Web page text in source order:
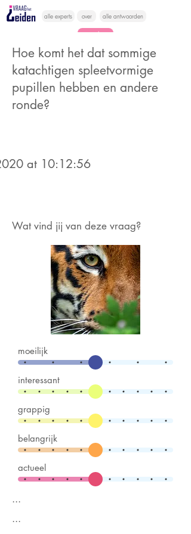
alle experts over alle antwoorden
vragen lessen
Vraag het
Hoe komt het dat sommige
katachtigen spleetvormige
pupillen hebben en andere
ronde?
at 10:12:56
Wat vind jij van deze vraag?
moeilijk
interessant
grappig
belangrijk
actueel
...
...